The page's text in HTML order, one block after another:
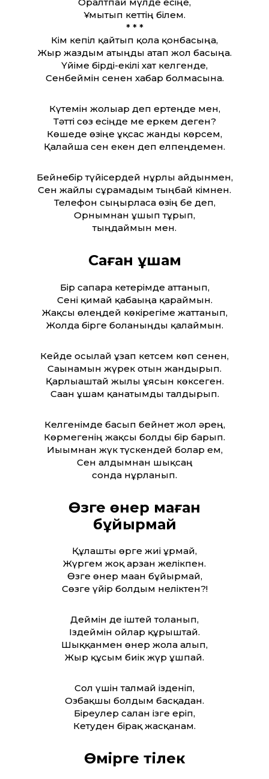
Ұмытып кеттің білем.
* * *
Кім кепіл қайтып қолға қонбасыңа,
Жыр жаздым атыңды атап жол басыңа.
Үйіме бірді-екілі хат келгенде,
Сенбеймін сенен хабар болмасына.
Күтемін жолығар деп ертеңде мен,
Тәтті сөз есіңде ме еркем деген?
Көшеде өзіңе ұқсас жанды көрсем,
Қалайша сен екен деп елпеңдемен.
Бейнебір түйісердей нұрлы айдынмен,
Сен жайлы сұрамадым тыңбай кімнен.
Телефон сыңғырласа өзің бе деп,
Орнымнан ұшып тұрып,
тыңдаймын мен.
Саған ұшам
Бір сапарға кетерімде аттанып,
Сені қимай қабағыңа қараймын.
Жақсы өлеңдей көкірегіме жаттанып,
Жолда бірге болғаныңды қалаймын.
Кейде осылай ұзап кетсем көп сенен,
Сағынамын жүрек отын жандырып.
Қарлығаштай жылы ұясын көксеген.
Саған ұшам қанатымды талдырып.
Келгенімде басып бейнет жол әрең,
Көрмегенің жақсы болды бір барып.
Иығымнан жүк түскендей болар ем,
Сен алдымнан шықсаң
сонда нұрланып.
Өзге өнер маған
бұйырмай
Құлашты өрге жиі ұрмай,
Жүргем жоқ арзан желікпен.
Өзге өнер маған бұйырмай,
Сөзге үйір болдым неліктен?!
Деймін де іштей толғанып,
Іздеймін ойлар құрыштай.
Шыққанмен өнер жолға алып,
Жыр құсым биік жүр ұшпай.
Сол үшін талмай ізденіп,
Озбақшы болдым басқадан.
Біреулер салған ізге еріп,
Кетуден бірақ жасқанам.
Өмірге тілек